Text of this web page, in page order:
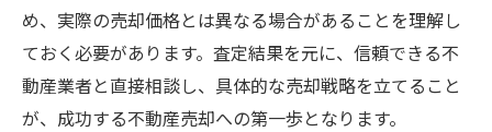
イン査定で理解
地域に根ざした不動産売却の重要性
オンライン査定を活用した市場分析の方法
め、実際の売却価格とは異なる場合があることを理解し
ておく必要があります。査定結果を元に、信頼できる不
動産業者と直接相談し、具体的な売却戦略を立てること
が、成功する不動産売却への第一歩となります。